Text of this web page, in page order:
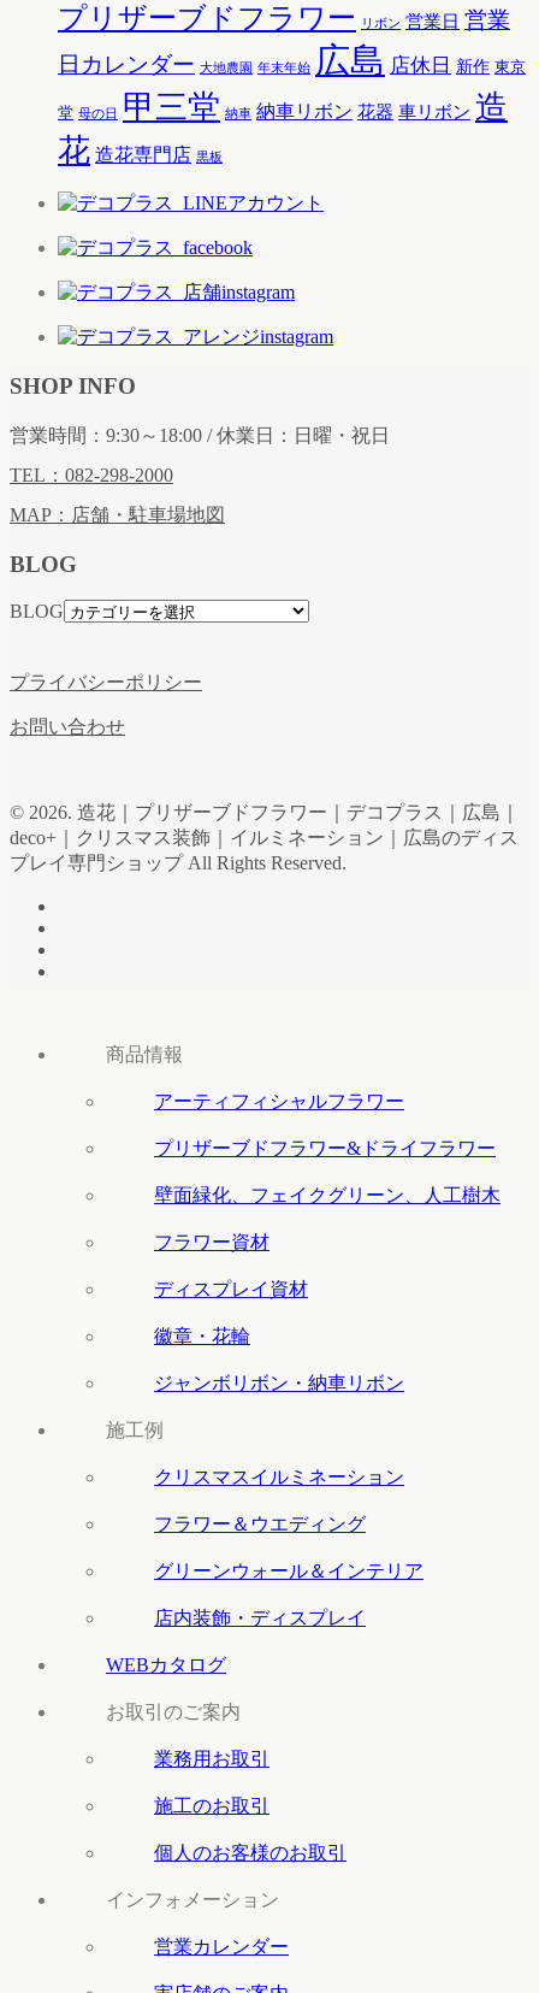
プリザーブドフラワー リボン 営業日 営業
日カレンダー 大地農園 年末年始 広島 店休日 新作 東京
堂 母の日 甲三堂 納車 納車リボン 花器 車リボン 造
花 造花専門店 黒板
SHOP INFO
営業時間：9:30～18:00 / 休業日：日曜・祝日
TEL：082-298-2000
MAP：店舗・駐車場地図
BLOG
BLOG
プライバシーポリシー
お問い合わせ
© 2026. 造花｜プリザーブドフラワー｜デコプラス｜広島｜
deco+｜クリスマス装飾｜イルミネーション｜広島のディス
プレイ専門ショップ All Rights Reserved.
商品情報
アーティフィシャルフラワー
プリザーブドフラワー&ドライフラワー
壁面緑化、フェイクグリーン、人工樹木
フラワー資材
ディスプレイ資材
徽章・花輪
ジャンボリボン・納車リボン
施工例
クリスマスイルミネーション
フラワー＆ウエディング
グリーンウォール＆インテリア
店内装飾・ディスプレイ
WEBカタログ
お取引のご案内
業務用お取引
施工のお取引
個人のお客様のお取引
インフォメーション
営業カレンダー